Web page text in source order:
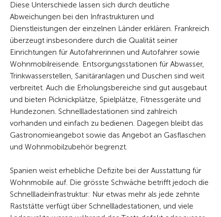
Diese Unterschiede lassen sich durch deutliche
Abweichungen bei den Infrastrukturen und
Dienstleistungen der einzelnen Länder erklären. Frankreich
überzeugt insbesondere durch die Qualität seiner
Einrichtungen für Autofahrerinnen und Autofahrer sowie
Wohnmobilreisende. Entsorgungsstationen für Abwasser,
Trinkwasserstellen, Sanitäranlagen und Duschen sind weit
verbreitet. Auch die Erholungsbereiche sind gut ausgebaut
und bieten Picknickplätze, Spielplätze, Fitnessgeräte und
Hundezonen. Schnellladestationen sind zahlreich
vorhanden und einfach zu bedienen. Dagegen bleibt das
Gastronomieangebot sowie das Angebot an Gasflaschen
und Wohnmobilzubehör begrenzt.
Spanien weist erhebliche Defizite bei der Ausstattung für
Wohnmobile auf. Die grösste Schwäche betrifft jedoch die
Schnellladeinfrastruktur: Nur etwas mehr als jede zehnte
Raststätte verfügt über Schnellladestationen, und viele